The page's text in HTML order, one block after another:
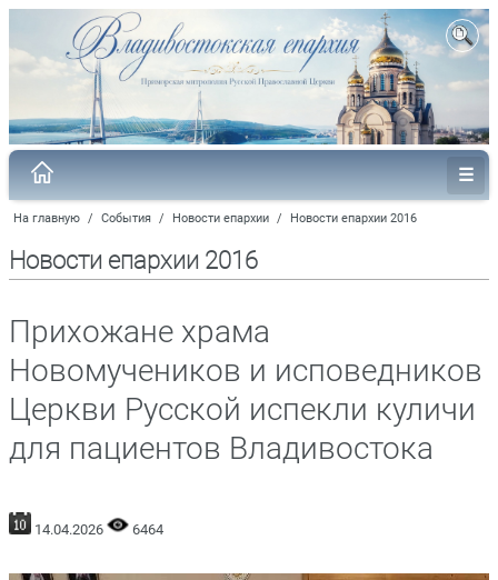
На главную / События / Новости епархии / Новости епархии 2016
Новости епархии 2016
Прихожане храма
Новомучеников и исповедников
Церкви Русской испекли куличи
для пациентов Владивостока
14.04.2026 6464